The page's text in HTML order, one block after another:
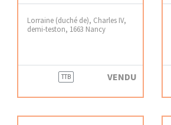
Lorraine (duché de), Charles IV,
demi-teston, 1663 Nancy
TTB VENDU